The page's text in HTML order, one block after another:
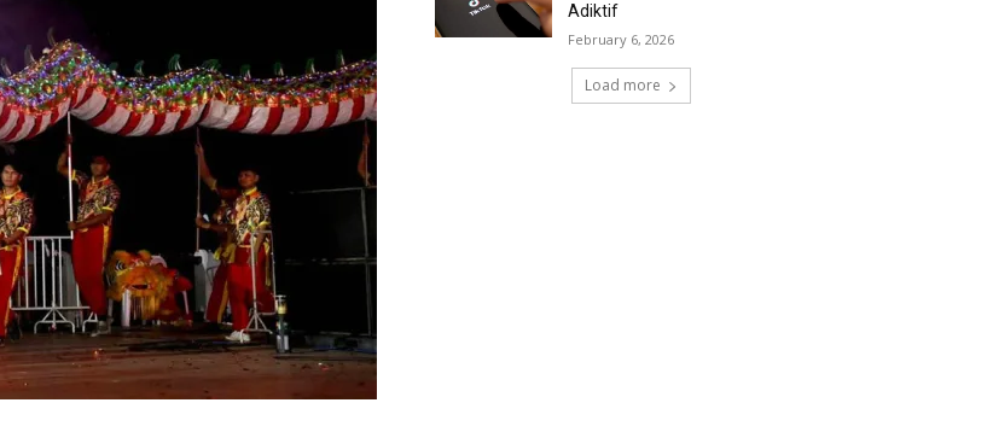
Adiktif
February 6, 2026
Load more